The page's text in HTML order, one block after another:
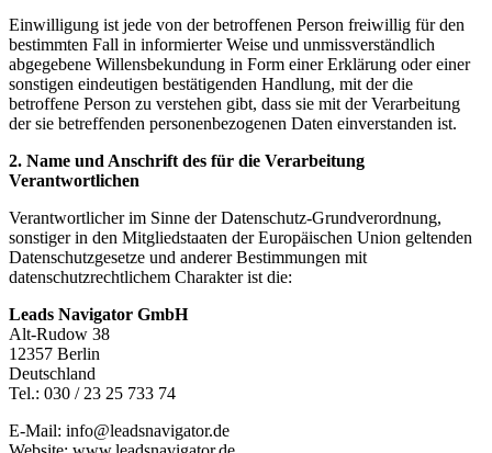
Einwilligung ist jede von der betroffenen Person freiwillig für den
bestimmten Fall in informierter Weise und unmissverständlich
abgegebene Willensbekundung in Form einer Erklärung oder einer
sonstigen eindeutigen bestätigenden Handlung, mit der die
betroffene Person zu verstehen gibt, dass sie mit der Verarbeitung
der sie betreffenden personenbezogenen Daten einverstanden ist.
2. Name und Anschrift des für die Verarbeitung
Verantwortlichen
Verantwortlicher im Sinne der Datenschutz-Grundverordnung,
sonstiger in den Mitgliedstaaten der Europäischen Union geltenden
Datenschutzgesetze und anderer Bestimmungen mit
datenschutzrechtlichem Charakter ist die:
Leads Navigator GmbH
Alt-Rudow 38
12357 Berlin
Deutschland
Tel.: 030 / 23 25 733 74
E-Mail: info@leadsnavigator.de